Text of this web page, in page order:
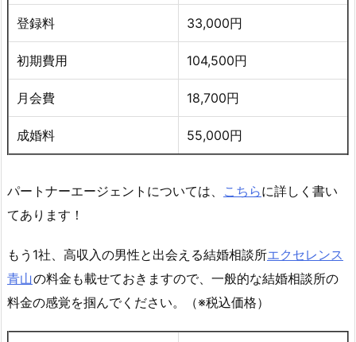
登録料 33,000円
初期費用 104,500円
月会費 18,700円
成婚料 55,000円
パートナーエージェントについては、 こちらに詳しく書い
てあります！
もう1社、高収入の男性と出会える結婚相談所エクセレンス
青山の料金も載せておきますので、一般的な結婚相談所の
料金の感覚を掴んでください。（※税込価格）